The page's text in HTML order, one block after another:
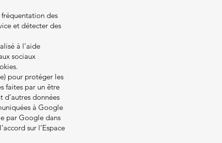
des
et détecter des
à l’aide
sociaux
pour protéger les
faites par un être
d’autres données
à Google
par Google dans
sur l’Espace